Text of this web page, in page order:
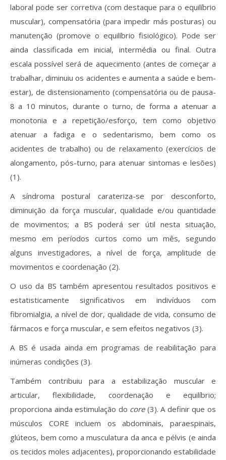
laboral pode ser corretiva (com destaque para o equilíbrio
muscular), compensatória (para impedir más posturas) ou
manutenção (promove o equilíbrio fisiológico). Pode ser
ainda classificada em inicial, intermédia ou final. Outra
escala possível será de aquecimento (antes de começar a
trabalhar, diminuiu os acidentes e aumenta a saúde e bem-
estar), de distensionamento (compensatória ou de pausa-
8 a 10 minutos, durante o turno, de forma a atenuar a
monotonia e a repetição/esforço, tem como objetivo
atenuar a fadiga e o sedentarismo, bem como os
acidentes de trabalho) ou de relaxamento (exercícios de
alongamento, pós-turno, para atenuar sintomas e lesões)
(1).
A síndroma postural carateriza-se por desconforto,
diminuição da força muscular, qualidade e/ou quantidade
de movimentos; a BS poderá ser útil nesta situação,
mesmo em períodos curtos como um mês, segundo
alguns investigadores, a nível de força, amplitude de
movimentos e coordenação (2).
O uso da BS também apresentou resultados positivos e
estatisticamente significativos em indivíduos com
fibromialgia, a nível de dor, qualidade de vida, consumo de
fármacos e força muscular, e sem efeitos negativos (3).
A BS é usada ainda em programas de reabilitação para
inúmeras condições (3).
Também contribuiu para a estabilização muscular e
articular, flexibilidade, coordenação e equilíbrio;
proporciona ainda estimulação do core(3). A definir que os
músculos CORE incluem os abdominais, paraespinais,
glúteos, bem como a musculatura da anca e pélvis (e ainda
os tecidos moles adjacentes), proporcionando estabilidade